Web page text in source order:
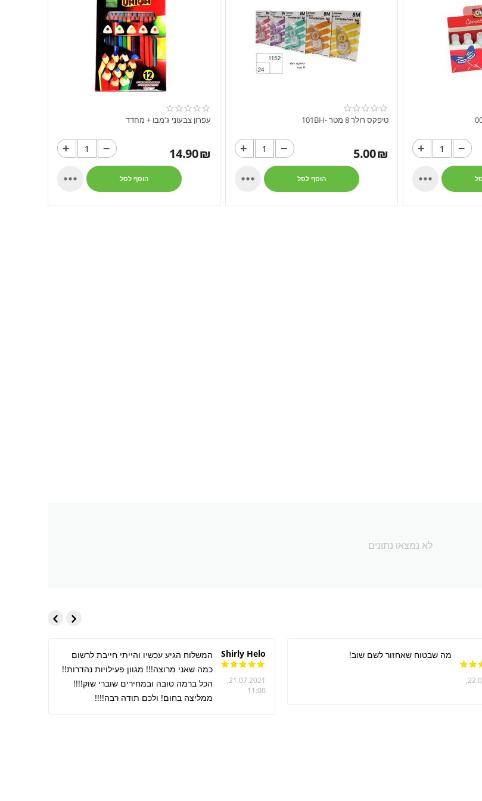
+ −

טיפקס רולר 8 מטר -101BH
+ − 5.00₪
הוסף לסל 
עפרון צבעוני ג'מבו + מחדד
+ − 14.90₪
הוסף לסל 
לא נמצאו נתונים
22.07.2021,
מה שבטוח שאחזור לשם שוב! Shirly Helo
21.07.2021,
11:00
המשלוח הגיע עכשיו והייתי חייבת לרשום
כמה שאני מרוצה!!! מגוון פעילויות נהדרות!!
הכל ברמה טובה ובמחירים שוברי שוק!!!!
ממליצה בחום! ולכם תודה רבה!!!!